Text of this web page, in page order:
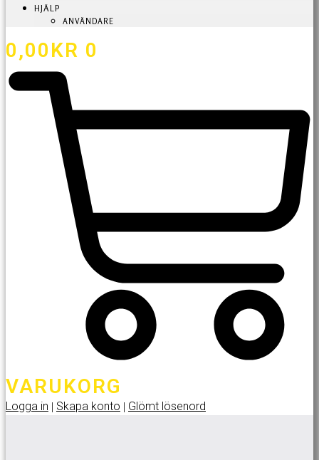
HJÄLP
ANVÄNDARE
0,00KR 0
VARUKORG
Logga in | Skapa konto | Glömt lösenord